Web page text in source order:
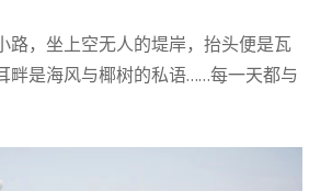
路，坐上空无人的堤岸，抬头便是瓦
畔是海风与椰树的私语……每一天都与